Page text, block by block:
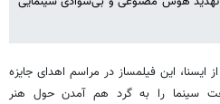
ایسنا، این فیلمساز در مراسم اهدای جایزه
صنعت سینما را به گرد هم آمدن حول هنر